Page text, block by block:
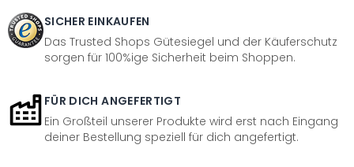
SICHER EINKAUFEN
Das Trusted Shops Gütesiegel und der Käuferschutz
sorgen für 100%ige Sicherheit beim Shoppen.
FÜR DICH ANGEFERTIGT
Ein Großteil unserer Produkte wird erst nach Eingang
deiner Bestellung speziell für dich angefertigt.